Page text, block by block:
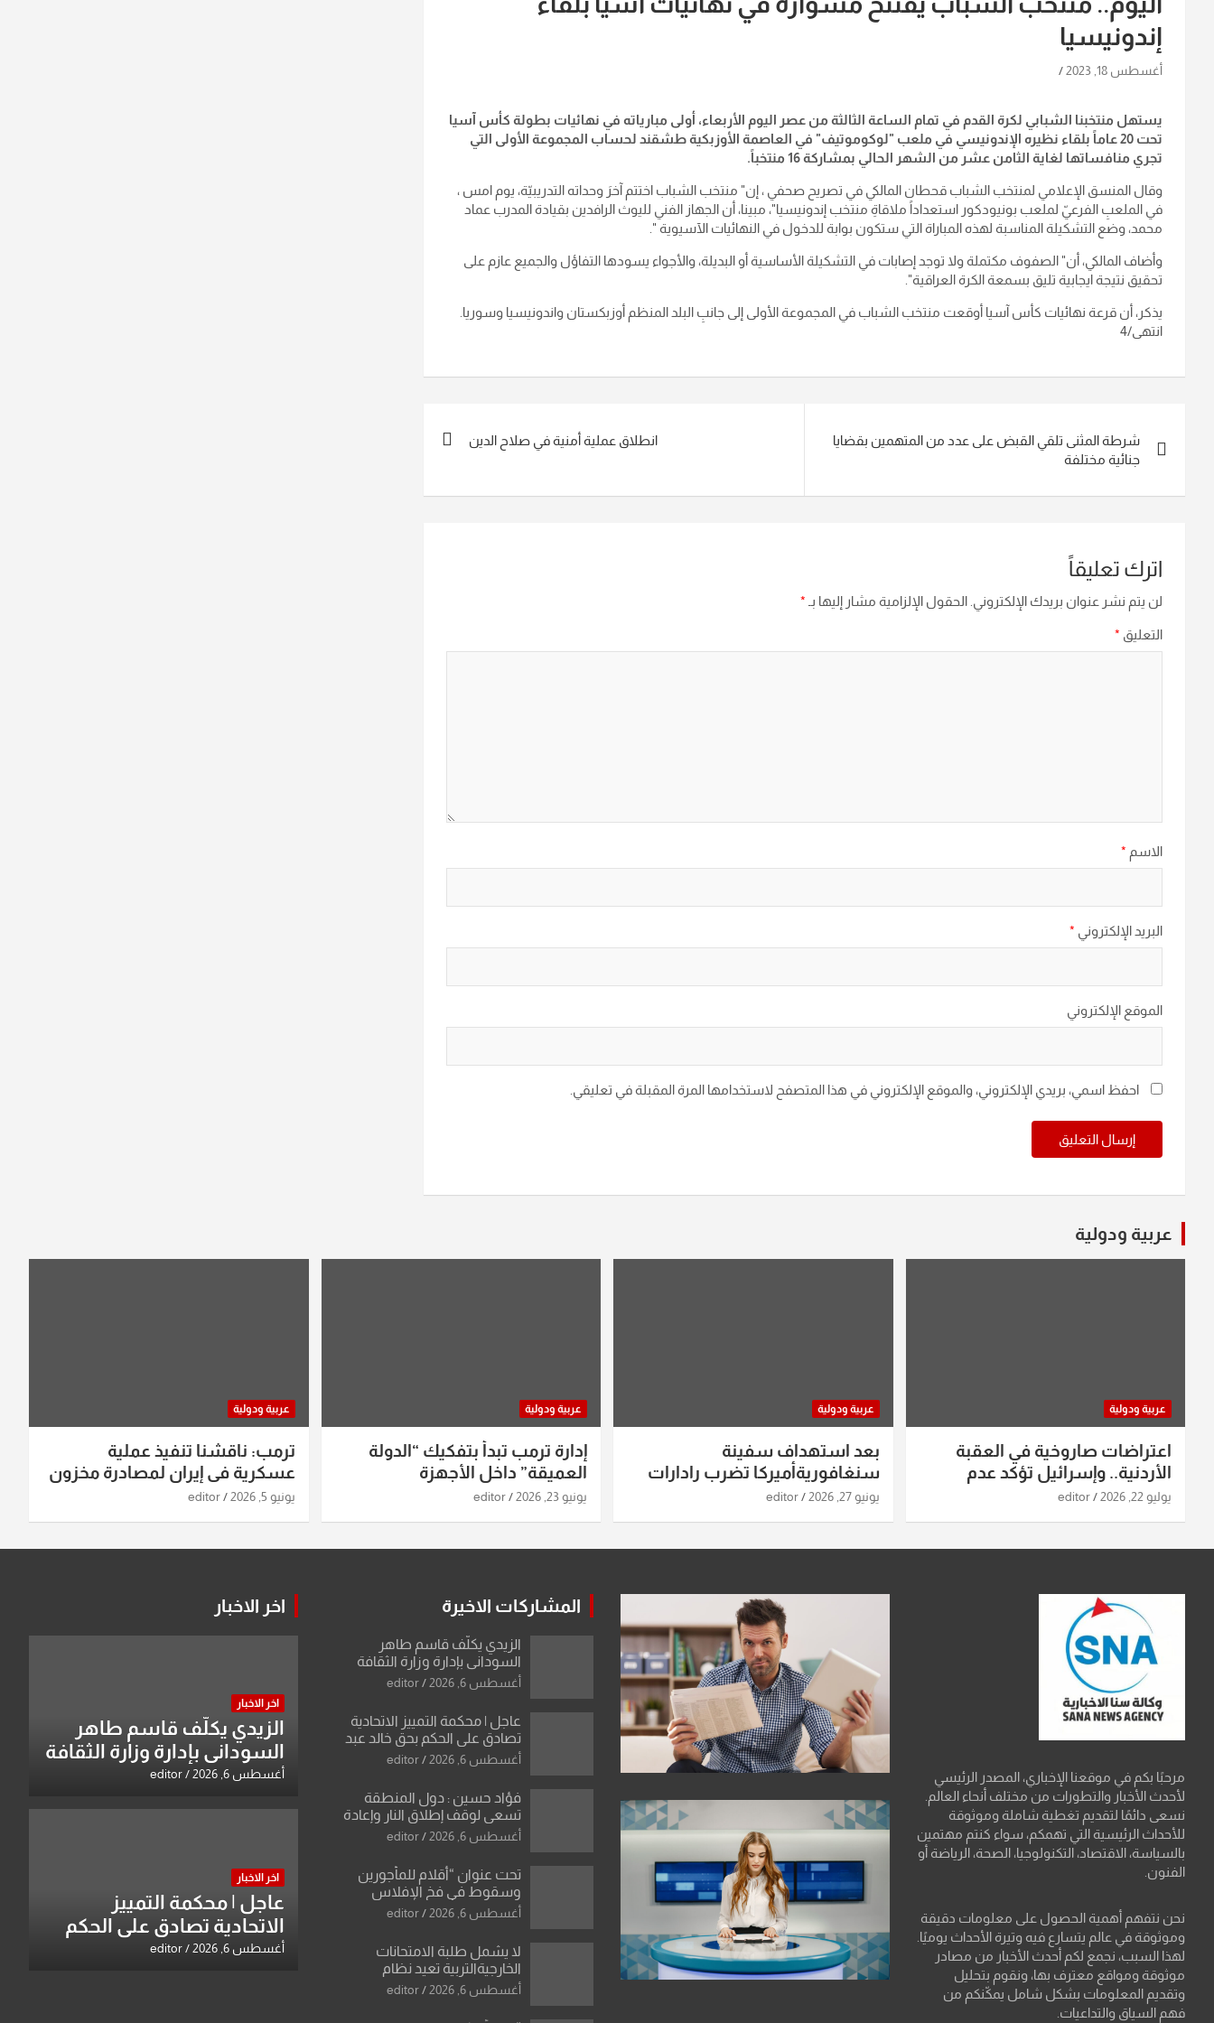
إندونيسيا
أغسطس 18, 2023
يستهل منتخبنا الشبابي لكرة القدم في تمام الساعة الثالثة من عصر اليوم الأربعاء، أولى مبارياته في نهائيات بطولة كأس آسيا
تحت 20 عاماً بلقاء نظيره الإندونيسي في ملعب "لوكوموتيف" في العاصمة الأوزبكية طشقند لحساب المجموعة الأولى التي
تجري منافساتها لغاية الثامن عشر من الشهر الحالي بمشاركة 16 منتخباً.
وقال المنسق الإعلامي لمنتخب الشباب قحطان المالكي في تصريح صحفي ، إن" منتخب الشباب اختتم آخرَ وحداته التدريبيّة، يوم امس ،
في الملعبِ الفرعيّ لملعب بونيودكور استعداداً ملاقاةِ منتخب إندونيسيا"، مبينا، أن الجهاز الفني لليوث الرافدين بقيادة المدرب عماد
محمد، وضع التشكيلة المناسبة لهذه المباراة التي ستكون بوابة للدخول في النهائيات الآسيوية ".
وأضاف المالكي، أن" الصفوف مكتملة ولا توجد إصابات في التشكيلة الأساسية أو البديلة، والأجواء يسودها التفاؤل والجميع عازم على
تحقيق نتيجة ايجابية تليق بسمعة الكرة العراقية".
يذكر، أن قرعة نهائيات كأس آسيا أوقعت منتخب الشباب في المجموعة الأولى إلى جانبِ البلد المنظم أوزبكستان واندونيسيا وسوريا.
انتهى/4
المقالات
شرطة المثنى تلقي القبض على عدد من المتهمين بقضايا
جنائية مختلفة
انطلاق عملية أمنية في صلاح الدين
اترك تعليقاً
لن يتم نشر عنوان بريدك الإلكتروني. الحقول الإلزامية مشار إليها بـ *
التعليق *
الاسم *
البريد الإلكتروني *
الموقع الإلكتروني
احفظ اسمي، بريدي الإلكتروني، والموقع الإلكتروني في هذا المتصفح لاستخدامها المرة المقبلة في تعليقي.
عربية ودولية
عربية ودولية
اعتراضات صاروخية في العقبة
الأردنية.. وإسرائيل تؤكد عدم
استهدافها
يوليو 22, 2026 editor
عربية ودولية
بعد استهداف سفينة
سنغافوريةأميركا تضرب رادارات
ومواقع صواريخ ومسيرات إيران..
يونيو 27, 2026 editor
عربية ودولية
إدارة ترمب تبدأ بتفكيك “الدولة
العميقة” داخل الأجهزة
الاستخباراتية
يونيو 23, 2026 editor
عربية ودولية
ترمب: ناقشنا تنفيذ عملية
عسكرية في إيران لمصادرة مخزون
اليورانيوم
يونيو 5, 2026 editor
مرحبًا بكم في موقعنا الإخباري، المصدر الرئيسي
لأحدث الأخبار والتطورات من مختلف أنحاء العالم.
نسعى دائمًا لتقديم تغطية شاملة وموثوقة
للأحداث الرئيسية التي تهمكم، سواء كنتم مهتمين
بالسياسة، الاقتصاد، التكنولوجيا، الصحة، الرياضة أو
الفنون.
نحن نتفهم أهمية الحصول على معلومات دقيقة
وموثوقة في عالم يتسارع فيه وتيرة الأحداث يوميًا.
لهذا السبب، نجمع لكم أحدث الأخبار من مصادر
موثوقة ومواقع معترف بها، ونقوم بتحليل
وتقديم المعلومات بشكل شامل يمكّنكم من
فهم السياق والتداعيات.
المشاركات الاخيرة
الزيدي يكلّف قاسم طاهر
السوداني بإدارة وزارة الثقافة
أغسطس 6, 2026 editor
عاجل | محكمة التمييز الاتحادية
تصادق على الحكم بحق خالد عبد
الواحد كبيان
أغسطس 6, 2026 editor
فؤاد حسين : دول المنطقة
تسعى لوقف إطلاق النار وإعادة
فتح مضيق هرمز .. والعراق يطرح
أغسطس 6, 2026 editor
تحت عنوان “أقلام للمأجورين
وسقوط في فخ الإفلاس
الإعلامي”: ردٌّ صريح على افتراءات
أغسطس 6, 2026 editor
لا يشمل طلبة الامتحانات
الخارجيةالتربية تعيد نظام
المحاولات لطلبة السادس
أغسطس 6, 2026 editor
اخر الاخبار
اخر الاخبار
الزيدي يكلّف قاسم طاهر
السوداني بإدارة وزارة الثقافة
أغسطس 6, 2026 editor
اخر الاخبار
عاجل | محكمة التمييز
الاتحادية تصادق على الحكم
بحق خالد عبد الواحد كبيان
أغسطس 6, 2026 editor